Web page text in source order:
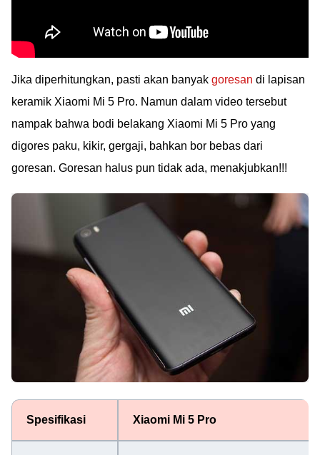
Jika diperhitungkan, pasti akan banyak goresan di lapisan
keramik Xiaomi Mi 5 Pro. Namun dalam video tersebut
nampak bahwa bodi belakang Xiaomi Mi 5 Pro yang
digores paku, kikir, gergaji, bahkan bor bebas dari
goresan. Goresan halus pun tidak ada, menakjubkan!!!
Spesifikasi Xiaomi Mi 5 Pro